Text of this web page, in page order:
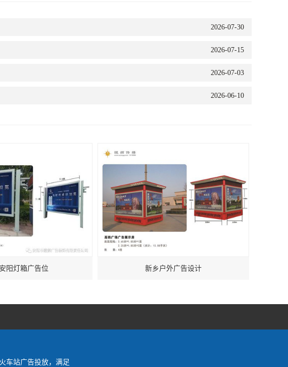
2026-07-30
2026-07-15
2026-07-03
2026-06-10
阳灯箱广告位 新乡户外广告设计
车站广告投放，满足